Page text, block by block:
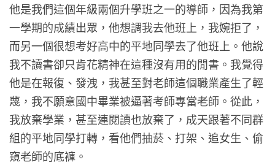
他是我們這個年級兩個升學班之一的導師，因為我第
一學期的成績出眾，他想調我去他班上，我婉拒了，
而另一個很想考好高中的平地同學去了他班上。他說
我不讀書卻只肯花精神在這種沒有用的閒書。我覺得
他是在報復、發洩，我甚至對老師這個職業產生了輕
蔑，我不願意國中畢業被逼著考師專當老師。從此，
我放棄學業，甚至連閱讀也放棄了，成天跟著不同群
組的平地同學打轉，看他們抽菸、打架、追女生、偷
窺老師的底褲。